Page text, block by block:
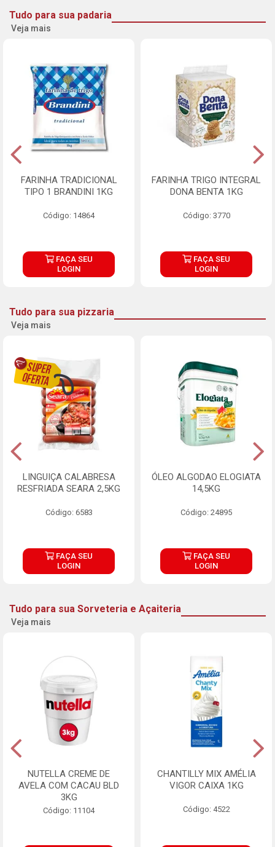
Tudo para sua padaria
Veja mais
FARINHA TRADICIONAL
TIPO 1 BRANDINI 1KG
Código: 14864
FAÇA SEU
LOGIN
FARINHA TRIGO INTEGRAL
DONA BENTA 1KG
Código: 3770
FAÇA SEU
LOGIN
Tudo para sua pizzaria
Veja mais
LINGUIÇA CALABRESA
RESFRIADA SEARA 2,5KG
Código: 6583
FAÇA SEU
LOGIN
ÓLEO ALGODAO ELOGIATA
14,5KG
Código: 24895
FAÇA SEU
LOGIN
Tudo para sua Sorveteria e Açaiteria
Veja mais
NUTELLA CREME DE
AVELA COM CACAU BLD
3KG
Código: 11104
CHANTILLY MIX AMÉLIA
VIGOR CAIXA 1KG
Código: 4522